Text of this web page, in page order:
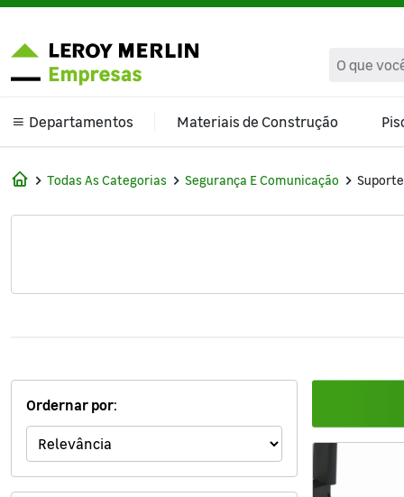
text.skipToContent
text.skipToNavigation
Departamentos
Climatização e Ventilação
Banheiro
Cozinha e Área de Serviço
Ferragens
Ferramentas
Iluminação
Materiais de Construção
Todas As Categorias Segurança E Comunicação
Ordernar por: